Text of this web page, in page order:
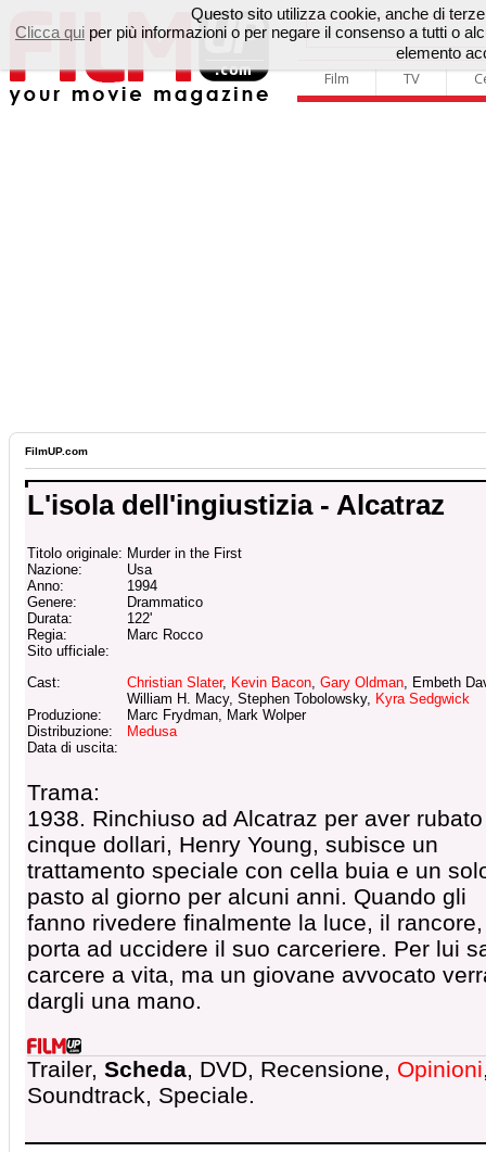
Film TV
FilmUP.com
L'isola dell'ingiustizia - Alcatraz
Titolo originale: Murder in the First
Nazione:
Usa
Anno:
1994
Genere:
Drammatico
Durata:
122'
Regia:
Marc Rocco
Sito ufficiale:
Cast:
Christian Slater, Kevin Bacon, Gary Oldman, Embeth
William H. Macy, Stephen Tobolowsky, Kyra Sedgwick
Produzione:
Marc Frydman, Mark Wolper
Distribuzione:
Medusa
Data di uscita:
Trama:
1938. Rinchiuso ad Alcatraz per aver rubato
cinque dollari, Henry Young, subisce un
trattamento speciale con cella buia e un
pasto al giorno per alcuni anni. Quando gli
fanno rivedere finalmente la luce, il
porta ad uccidere il suo carceriere. Per lui
carcere a vita, ma un giovane avvocato
dargli una mano.
Trailer, Scheda, DVD, Recensione, Opinioni
Soundtrack, Speciale.
Questo sito utilizza cookie, anche di
Clicca qui per più informazioni o per negare il consenso a tutti o
elemento